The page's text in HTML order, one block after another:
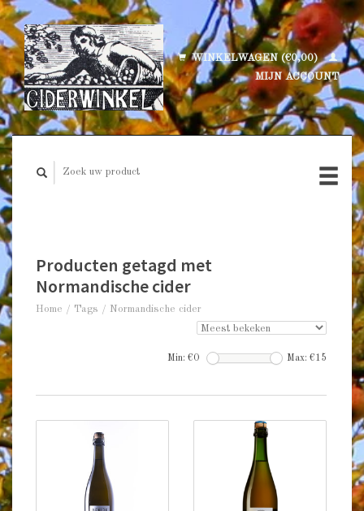
WINKELWAGEN (€0,00)
MIJN ACCOUNT
Producten getagd met
Normandische cider
Home / Tags / Normandische cider
Min: €0 Max: €15